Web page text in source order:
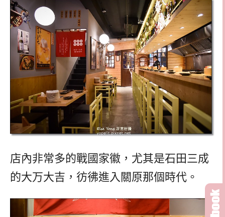
店內非常多的戰國家徽，尤其是石田三成
的大万大吉，彷彿進入關原那個時代。